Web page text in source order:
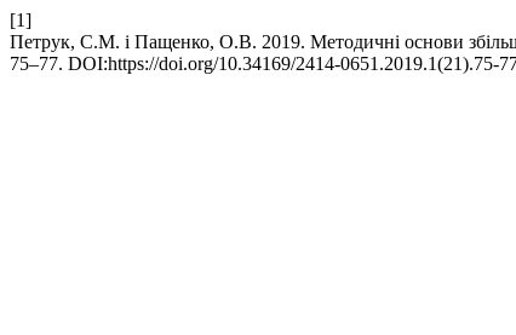
[1]
Петрук, С.М. і Пащенко, О.В. 2019. Методичні основи
75–77. DOI:https://doi.org/10.34169/2414-0651.2019.1(21).75-